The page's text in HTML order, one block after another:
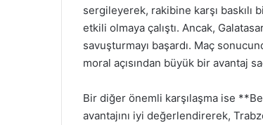
sergileyerek, rakibine karşı baskılı
etkili olmaya çalıştı. Ancak,
savuşturmayı başardı. Maç
moral açısından büyük bir avantaj
Bir diğer önemli karşılaşma ise
avantajını iyi değerlendirerek,